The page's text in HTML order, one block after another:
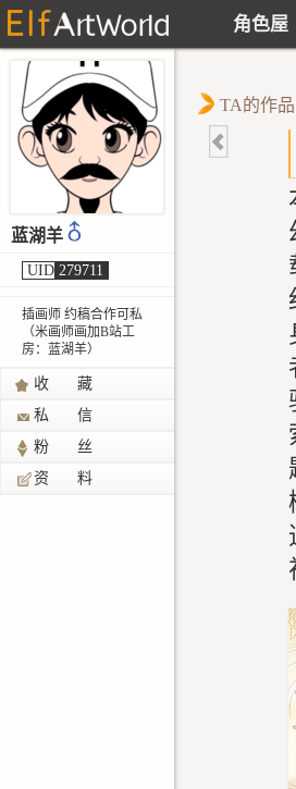
角色屋
蓝湖羊
UID 279711
插画师 约稿合作可私
（米画师画加B站工
房：蓝湖羊）
收 藏
私 信
粉 丝
资 料
TA的作品